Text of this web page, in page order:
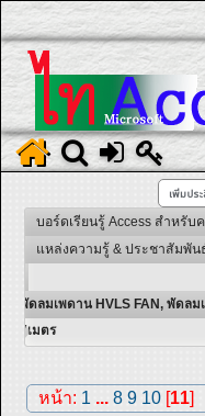
บอร์ดเรียนรู้ Access สำหรับ
แหล่งความรู้ & ประชาสัมพัน
พัดลมเพดาน HVLS FAN, พัดล
7เมตร
หน้า: 1 ... 8 9 10[11]